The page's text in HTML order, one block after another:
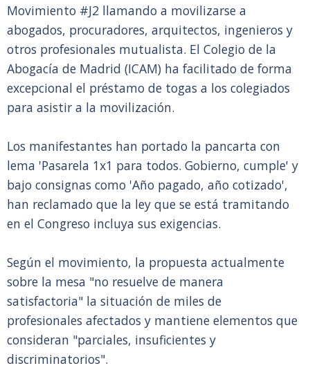
Movimiento #J2 llamando a movilizarse a
abogados, procuradores, arquitectos, ingenieros y
otros profesionales mutualista. El Colegio de la
Abogacía de Madrid (ICAM) ha facilitado de forma
excepcional el préstamo de togas a los colegiados
para asistir a la movilización.
Los manifestantes han portado la pancarta con
lema 'Pasarela 1x1 para todos. Gobierno, cumple' y
bajo consignas como 'Año pagado, año cotizado',
han reclamado que la ley que se está tramitando
en el Congreso incluya sus exigencias.
Según el movimiento, la propuesta actualmente
sobre la mesa "no resuelve de manera
satisfactoria" la situación de miles de
profesionales afectados y mantiene elementos que
consideran "parciales, insuficientes y
discriminatorios".